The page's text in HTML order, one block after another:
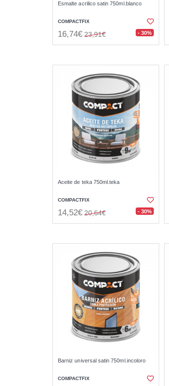
Esmalte acrilico satin 750ml.blanco
COMPACTFIX
16,74€ 23,91€ - 30%
Aceite de teka 750ml.teka
COMPACTFIX
14,52€ 20,64€ - 30%
Barniz universal satin 750ml.incoloro
COMPACTFIX